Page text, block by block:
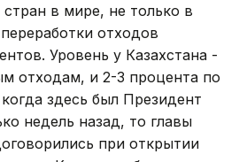
в мире, не только в
отходов
Уровень у Казахстана -
отходам, и 2-3 процента по
здесь был Президент
недель назад, то главы
при открытии